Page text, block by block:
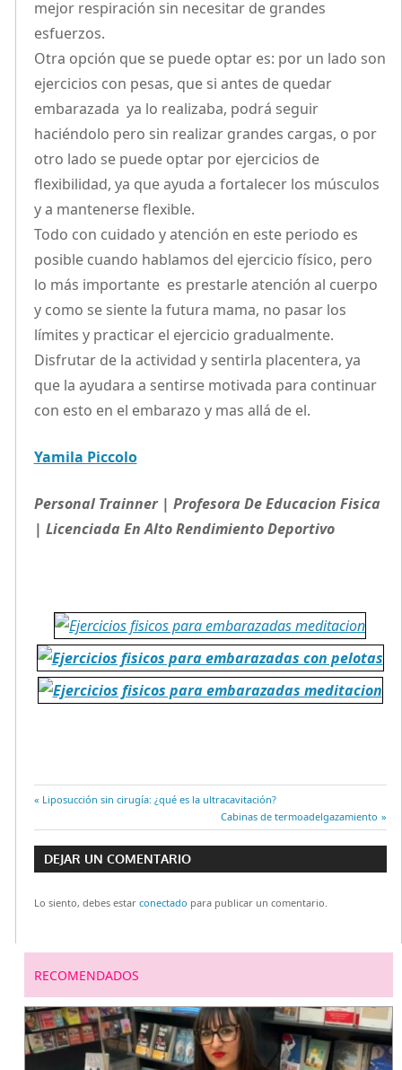
mejor respiración sin necesitar de grandes
esfuerzos.
Otra opción que se puede optar es: por un lado son
ejercicios con pesas, que si antes de quedar
embarazada ya lo realizaba, podrá seguir
haciéndolo pero sin realizar grandes cargas, o por
otro lado se puede optar por ejercicios de
flexibilidad, ya que ayuda a fortalecer los músculos
y a mantenerse flexible.
Todo con cuidado y atención en este periodo es
posible cuando hablamos del ejercicio físico, pero
lo más importante es prestarle atención al cuerpo
y como se siente la futura mama, no pasar los
límites y practicar el ejercicio gradualmente.
Disfrutar de la actividad y sentirla placentera, ya
que la ayudara a sentirse motivada para continuar
con esto en el embarazo y mas allá de el.
Yamila Piccolo
Personal Trainner | Profesora De Educacion Fisica
| Licenciada En Alto Rendimiento Deportivo
Navegación
de
entradas
Entrada
Liposucción sin cirugía: ¿qué es la ultracavitación?
Entrada
siguiente:
Cabinas de termoadelgazamiento
DEJAR UN COMENTARIO
Lo siento, debes estar conectado para publicar un comentario.
RECOMENDADOS